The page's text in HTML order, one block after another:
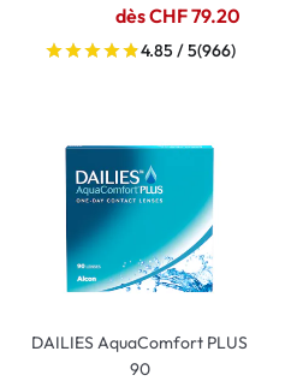
dès CHF 79.20
4.85 / 5(966)
DAILIES AquaComfort PLUS
90